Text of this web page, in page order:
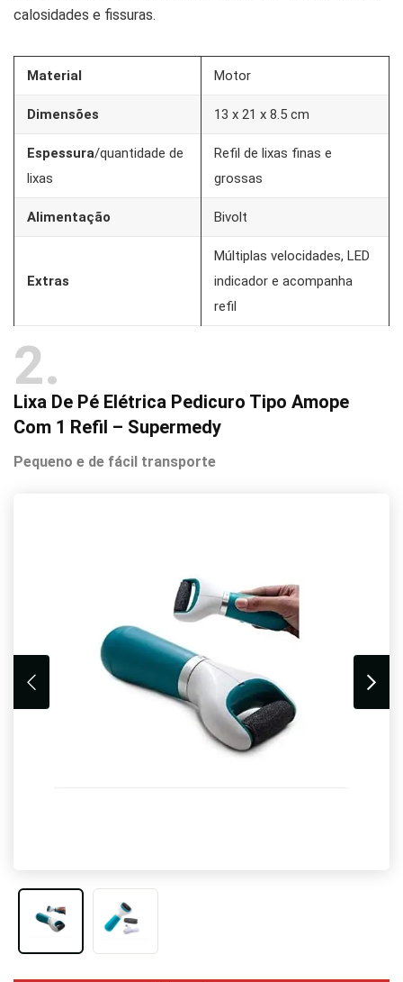
calosidades e fissuras.
Material Motor
Dimensões ‎13 x 21 x 8.5 cm
Espessura/quantidade de
lixas
Refil de lixas finas e
grossas
Alimentação Bivolt
Extras
Múltiplas velocidades, LED
indicador e acompanha
refil
2
Lixa De Pé Elétrica Pedicuro Tipo Amope
Com 1 Refil – Supermedy
Pequeno e de fácil transporte